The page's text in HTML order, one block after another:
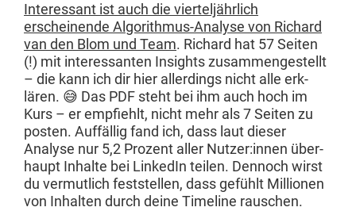
Inter­es­sant ist auch die vierteljährlich
erscheinende Algo­rith­mus-Analyse von Richard
van den Blom und Team. Richard hat 57 Seit­en
(!) mit inter­es­san­ten Insights zusam­mengestellt
– die kann ich dir hier allerd­ings nicht alle erk­
lären. 😅 Das PDF ste­ht bei ihm auch hoch im
Kurs – er emp­fiehlt, nicht mehr als 7 Seit­en zu
posten. Auf­fäl­lig fand ich, dass laut dieser
Analyse nur 5,2 Prozent aller Nutzer:innen über­
haupt Inhalte bei LinkedIn teilen. Den­noch wirst
du ver­mut­lich fest­stellen, dass gefühlt Mil­lio­nen
von Inhal­ten durch deine Time­line rauschen.